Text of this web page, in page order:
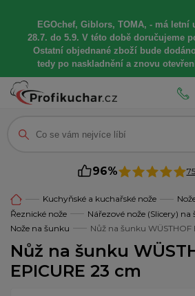
EGOchef, Giblors, TOMA, - má letní
28.7. do 5.9. V této době doručujeme
Ostatní objednané zboží bude
tedy po naskladnění a znovu
96%
Kuchyňské a kuchařské nože
Řeznické nože
Nářezové nože (Slicery)
Nože na šunku
Nůž na šunku WÜSTHOF
Nůž na šunku
EPICURE 23 cm